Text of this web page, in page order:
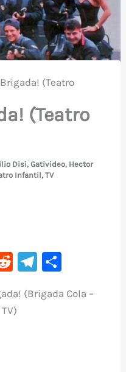
(Teatro
(Teatro
Disi,Gativideo, Hector
Infantil,TV
R
d
di
Te
gr m
(Brigada Cola –